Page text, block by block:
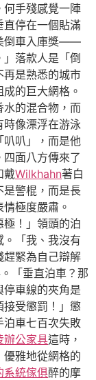
何手殘感覺一陣
直停在一個貼滿
倒車入庫獎——
落款人是「倒
再是熟悉的城市
的巨大網格。
水的混合物，而
時像漂浮在游泳
叭叭」，而是他
面八方傳來了
戴Wilkhahn著白
是警棍，而是長
極度嚴肅。
極！」領頭的泊
「我、我沒有
趕緊為自己辯解
「垂直泊車？那
車線的夾角是
受懲罰！」懲
車七百次失敗
辦公家具這時，
雅地從網格的
系統傢俱醉的摩